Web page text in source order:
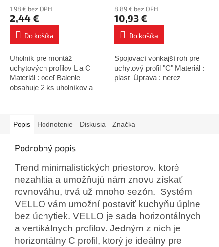
1,98 € bez DPH
2,44 €
Do košíka
Uholník pre montáž
uchytových profilov L a C
Materiál : oceľ Balenie
obsahuje 2 ks uholníkov a
8,89 € bez DPH
10,93 €
Do košíka
Spojovací vonkajší roh pre
uchytový profil "C" Materiál :
plast Úprava : nerez
Popis Hodnotenie Diskusia Značka
Podrobný popis
Trend minimalistických priestorov, ktoré
nezahltia a umožňujú nám znovu získať
rovnováhu, trvá už mnoho sezón. Systém
VELLO vám umožní postaviť kuchyňu úplne
bez úchytiek. VELLO je sada horizontálnych
a vertikálnych profilov. Jedným z nich je
horizontálny C profil, ktorý je ideálny pre